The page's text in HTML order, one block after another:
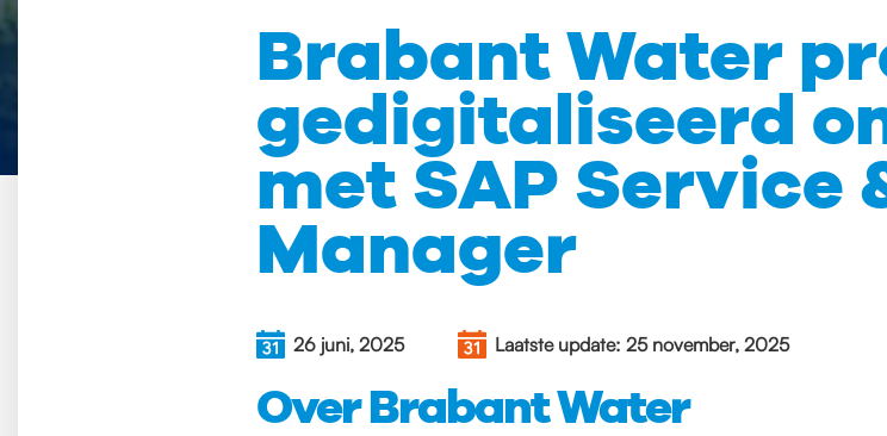
Brabant Water
gedigitaliseerd
met SAP Service
Manager
26 juni, 2025 Laatste update: 25 november, 2025
Over Brabant Water